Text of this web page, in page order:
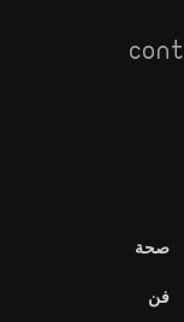
صحة
فن